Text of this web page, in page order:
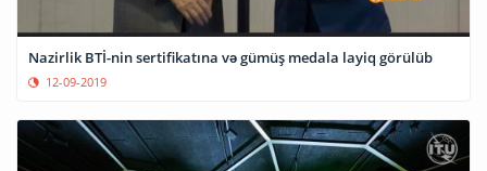
Nazirlik BTİ-nin sertifikatına və gümüş medala layiq görülüb
12-09-2019